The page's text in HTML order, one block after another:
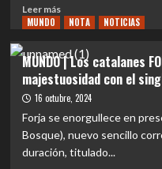
abrirá
la
celebración
del
aniversario
de
Arctica
en
el
Leer másLeer
más
EVENTOS
|
El
retorno
guardianes
del
MUNDO NOTA NOTICIAS
MUNDO | Los catalanes
majestuosidad con el
16 octubre, 2024
Forja se enorgullece en
Bosque), nuevo sencillo
duración, titulado...